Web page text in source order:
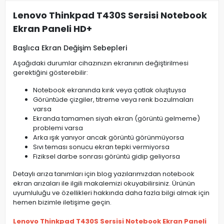
Lenovo Thinkpad T430S Sersisi Notebook
Ekran Paneli HD+
Başlıca Ekran Değişim Sebepleri
Aşağıdaki durumlar cihazınızın ekranının değiştirilmesi
gerektiğini gösterebilir:
Notebook ekranında kırık veya çatlak oluştuysa
Görüntüde çizgiler, titreme veya renk bozulmaları
varsa
Ekranda tamamen siyah ekran (görüntü gelmeme)
problemi varsa
Arka ışık yanıyor ancak görüntü görünmüyorsa
Sıvı teması sonucu ekran tepki vermiyorsa
Fiziksel darbe sonrası görüntü gidip geliyorsa
Detaylı arıza tanımları için blog yazılarımızdan notebook
ekran arızaları ile ilgili makalemizi okuyabilirsiniz. Ürünün
uyumluluğu ve özellikleri hakkında daha fazla bilgi almak için
hemen bizimle iletişime geçin.
Lenovo Thinkpad T430S Sersisi Notebook Ekran Paneli